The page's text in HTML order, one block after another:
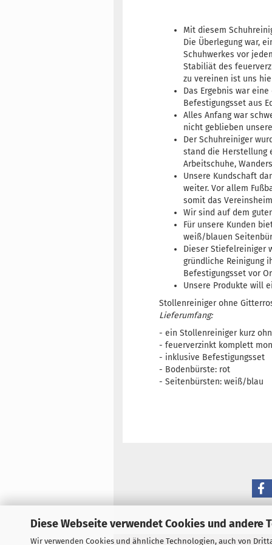
Diese Webseite verwendet Cookies und andere
Wir verwenden Cookies und ähnliche Technologien, auch von
Mit diesem
Die Überlegung war,
Schuhwerkes vor
Stabiliät des
zu vereinen ist uns
Das Ergebnis war
Befestigungsset aus
Alles Anfang war
nicht geblieben
Der Schuhreiniger
stand die Herstellung
Arbeitschuhe,
Unsere Kundschaft
weiter. Vor allem
somit das
Wir sind auf dem
Für unsere Kunden
weiß/blauen
Dieser Stiefelreiniger
gründliche Reinigung
Befestigungsset vor
Unsere Produkte will
Stollenreiniger ohne
Lieferumfang:
- ein Stollenreiniger kurz
- feuerverzinkt komplett
- inklusive Befestigungsset
- Bodenbürste: rot
- Seitenbürsten: weiß/blau